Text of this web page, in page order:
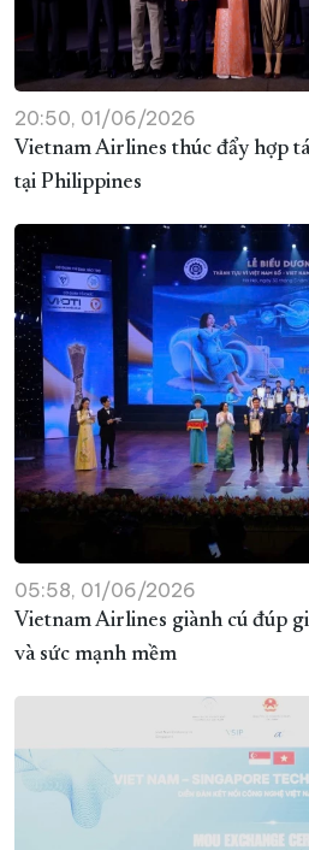
20:50, 01/06/2026
Vietnam Airlines thúc đẩy hợp
tại Philippines
05:58, 01/06/2026
Vietnam Airlines giành cú đúp
và sức mạnh mềm